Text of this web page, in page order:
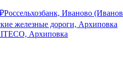
₽Россельхозбанк, Иваново
железные дороги, Архиповка
ITECO, Архиповка